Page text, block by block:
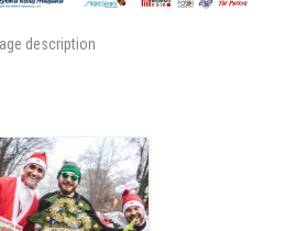
description